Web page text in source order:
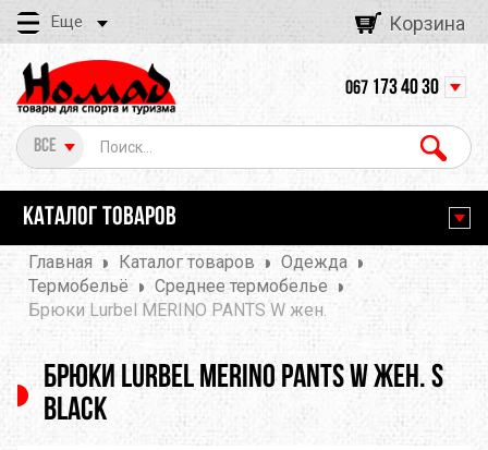
Еще Корзина
Все
067 173 40 30
КАТАЛОГ ТОВАРОВ
Главная Каталог товаров
Одежда
Термобельё
Среднее термобелье
Брюки Lurbel MERINO PANTS W жен.
Брюки Lurbel MERINO PANTS W жен. S
Black